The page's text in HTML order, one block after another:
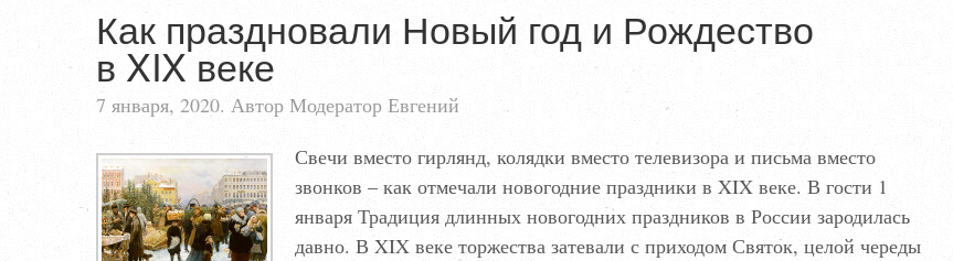
Как праздновали Новый год и Рождество
в XIX веке
7 января, 2020. Автор Модератор Евгений
Свечи вместо гирлянд, колядки вместо телевизора и письма вместо
звонков – как отмечали новогодние праздники в XIX веке. В гости 1
января Традиция длинных новогодних праздников в России зародилась
давно. В XIX веке торжества затевали с приходом Святок, целой череды